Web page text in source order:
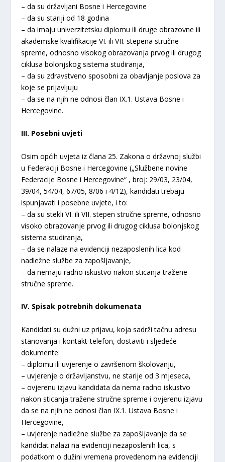
– da su državljani Bosne i Hercegovine
– da su stariji od 18 godina
– da imaju univerzitetsku diplomu ili druge obrazovne ili
akademske kvalifikacije VI. ili VII. stepena stručne
spreme, odnosno visokog obrazovanja prvog ili drugog
ciklusa bolonjskog sistema studiranja,
– da su zdravstveno sposobni za obavljanje poslova za
koje se prijavljuju
– da se na njih ne odnosi član IX.1. Ustava Bosne i
Hercegovine.
III. Posebni uvjeti
Osim općih uvjeta iz člana 25. Zakona o državnoj službi
u Federaciji Bosne i Hercegovine („Službene novine
Federacije Bosne i Hercegovine“ , broj: 29/03, 23/04,
39/04, 54/04, 67/05, 8/06 i 4/12), kandidati trebaju
ispunjavati i posebne uvjete, i to:
– da su stekli VI. ili VII. stepen stručne spreme, odnosno
visoko obrazovanje prvog ili drugog ciklusa bolonjskog
sistema studiranja,
– da se nalaze na evidenciji nezaposlenih lica kod
nadležne službe za zapošljavanje,
– da nemaju radno iskustvo nakon sticanja tražene
stručne spreme.
IV. Spisak potrebnih dokumenata
Kandidati su dužni uz prijavu, koja sadrži tačnu adresu
stanovanja i kontakt-telefon, dostaviti i sljedeće
dokumente:
– diplomu ili uvjerenje o završenom školovanju,
– uvjerenje o državljanstvu, ne starije od 3 mjeseca,
– ovjerenu izjavu kandidata da nema radno iskustvo
nakon sticanja tražene stručne spreme i ovjerenu izjavu
da se na njih ne odnosi član IX.1. Ustava Bosne i
Hercegovine,
– uvjerenje nadležne službe za zapošljavanje da se
kandidat nalazi na evidenciji nezaposlenih lica, s
podatkom o dužini vremena provedenom na evidenciji